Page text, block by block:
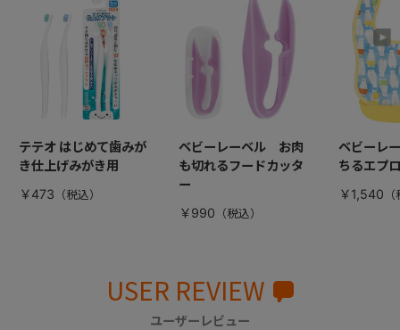
テテオ はじめて歯みが
き仕上げみがき用
￥473
ベビーレーベル お肉
も切れるフードカッタ
ー
￥990
ベビーレ
ちるエプ
￥1,540
USER REVIEW
ユーザーレビュー